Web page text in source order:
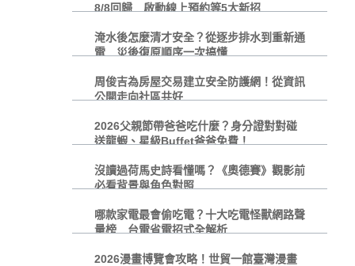
8/8回歸 啟動線上預約等5大新招
淹水後怎麼清才安全？從逐步排水到重新通
電 災後復原順序一次搞懂
周俊吉為房屋交易建立安全防護網！從資訊
公開走向社區共好
2026父親節帶爸爸吃什麼？身分證對對碰
送龍蝦、星級Buffet爸爸免費！
沒讀過荷馬史詩看懂嗎？《奧德賽》觀影前
必看背景與角色對照
哪款家電最會偷吃電？十大吃電怪獸網路聲
量榜 台電省電招式全解析
2026漫畫博覽會攻略！世貿一館臺灣漫畫